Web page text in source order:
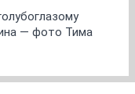
— фото Тима